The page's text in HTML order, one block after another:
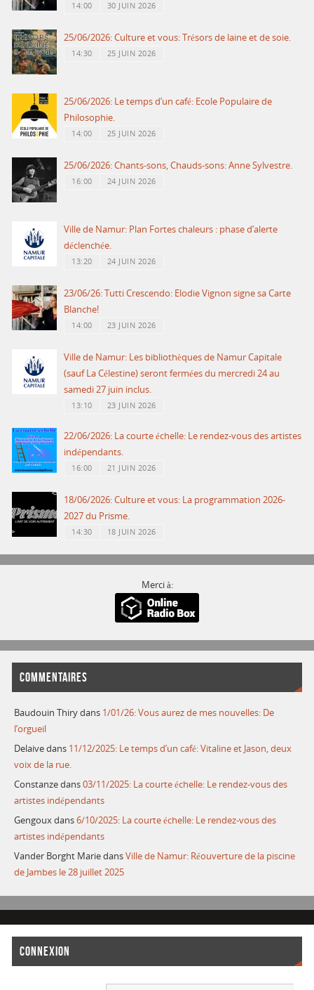
14:00 30 JUIN 2026
25/06/2026: Culture et vous: Trésors de laine et de soie.
14:30 25 JUIN 2026
25/06/2026: Le temps d’un café: Ecole Populaire de
Philosophie.
14:00 25 JUIN 2026
25/06/2026: Chants-sons, Chauds-sons: Anne Sylvestre.
16:00 24 JUIN 2026
Ville de Namur: Plan Fortes chaleurs : phase d’alerte
déclenchée.
13:20 24 JUIN 2026
23/06/26: Tutti Crescendo: Elodie Vignon signe sa Carte
Blanche!
14:00 23 JUIN 2026
Ville de Namur: Les bibliothèques de Namur Capitale
(sauf La Célestine) seront fermées du mercredi 24 au
samedi 27 juin inclus.
13:10 23 JUIN 2026
22/06/2026: La courte échelle: Le rendez-vous des artistes
indépendants.
16:00 21 JUIN 2026
18/06/2026: Culture et vous: La programmation 2026-
2027 du Prisme.
14:30 18 JUIN 2026
Merci à:
COMMENTAIRES
Baudouin Thirydans 1/01/26: Vous aurez de mes nouvelles: De
l’orgueil
Delaivedans 11/12/2025: Le temps d’un café: Vitaline et Jason, deux
voix de la rue.
Constanzedans03/11/2025: La courte échelle: Le rendez-vous des
artistes indépendants
Gengouxdans6/10/2025: La courte échelle: Le rendez-vous des
artistes indépendants
Vander Borght MariedansVille de Namur: Réouverture de la piscine
de Jambes le 28 juillet 2025
CONNEXION